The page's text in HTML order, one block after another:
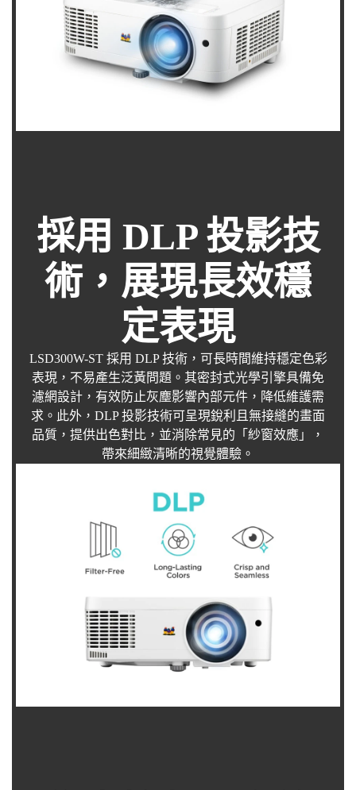
採用 DLP 投影技
術，展現長效穩
定表現
LSD300W-ST 採用 DLP 技術，可長時間維持穩定色彩
表現，不易產生泛黃問題。其密封式光學引擎具備免
濾網設計，有效防止灰塵影響內部元件，降低維護需
求。此外，DLP 投影技術可呈現銳利且無接縫的畫面
品質，提供出色對比，並消除常見的「紗窗效應」，
帶來細緻清晰的視覺體驗。